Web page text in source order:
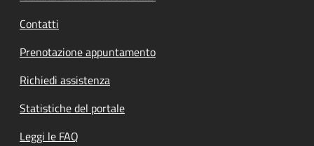
Contatti
Prenotazione appuntamento
Richiedi assistenza
Statistiche del portale
Leggi le FAQ